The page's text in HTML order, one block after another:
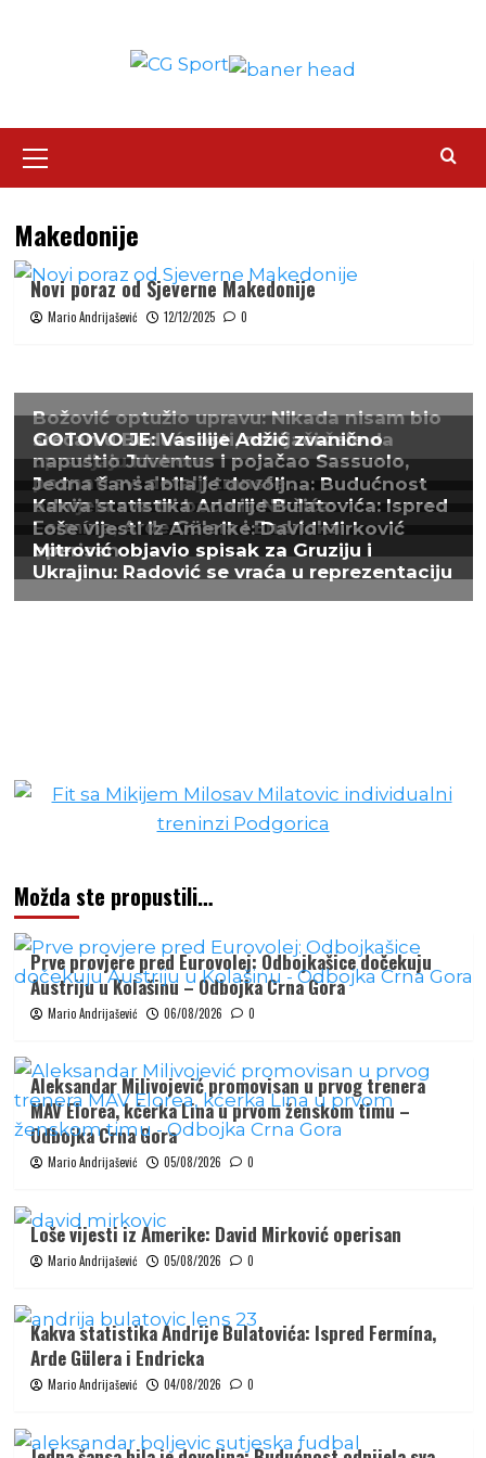
Menu
Makedonije
Novi poraz od Sjeverne Makedonije
Mario Andrijašević 12/12/2025 0
Možda ste propustili…
Prve provjere pred Eurovolej: Odbojkašice dočekuju
Austriju u Kolašinu – Odbojka Crna Gora
Mario Andrijašević 06/08/2026 0
Aleksandar Milivojević promovisan u prvog trenera
MAV Elorea, kćerka Lina u prvom ženskom timu –
Odbojka Crna Gora
Mario Andrijašević 05/08/2026 0
Loše vijesti iz Amerike: David Mirković operisan
Mario Andrijašević 05/08/2026 0
Kakva statistika Andrije Bulatovića: Ispred Fermína,
Arde Gülera i Endricka
Mario Andrijašević 04/08/2026 0